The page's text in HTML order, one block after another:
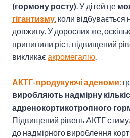
(гормону росту). У дітей це
гігантизму, коли відбувається
довжину. У дорослих же,
припинили ріст, підвищений
викликаєакромегалію.
АКТГ-продукуючі аденоми:
виробляють надмірну
адренокортикотропного
Підвищений рівень АКТГ
до надмірного вироблення